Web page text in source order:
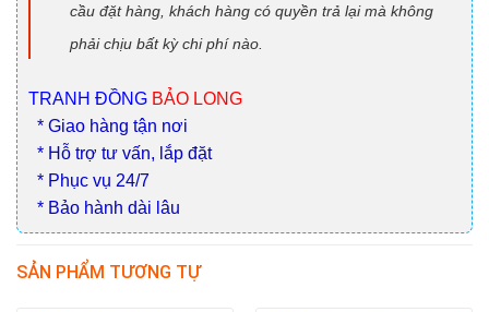
cầu đặt hàng, khách hàng có quyền trả lại mà không
phải chịu bất kỳ chi phí nào.
TRANH ĐỒNG BẢO LONG
* Giao hàng tận nơi
* Hỗ trợ tư vấn, lắp đặt
* Phục vụ 24/7
* Bảo hành dài lâu
SẢN PHẨM TƯƠNG TỰ